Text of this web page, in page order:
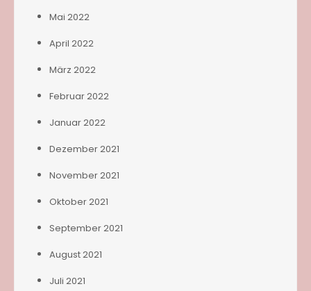
Mai 2022
April 2022
März 2022
Februar 2022
Januar 2022
Dezember 2021
November 2021
Oktober 2021
September 2021
August 2021
Juli 2021